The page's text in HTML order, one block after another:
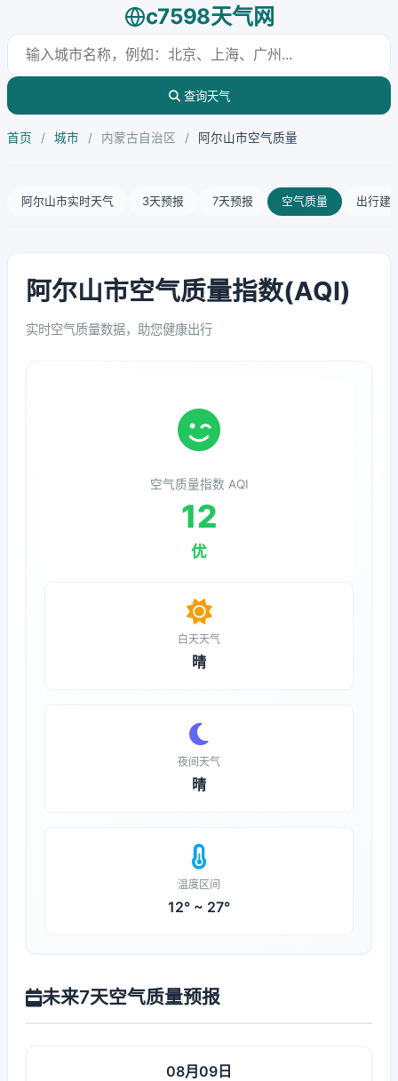
c7598天气网
查询天气
首页 / 城市 / 内蒙古自治区 / 阿尔山市空气质量
阿尔山市实时天气 3天预报 7天预报 空气质量 出行建
阿尔山市空气质量指数(AQI)
实时空气质量数据，助您健康出行
空气质量指数 AQI
12
优
白天天气
晴
夜间天气
晴
温度区间
12° ~ 27°
未来7天空气质量预报
08月09日